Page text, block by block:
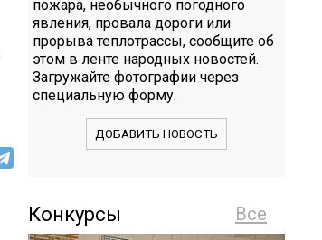
пожара, необычного погодного
явления, провала дороги или
прорыва теплотрассы, сообщите об
этом в ленте народных новостей.
Загружайте фотографии через
специальную форму.
ДОБАВИТЬ НОВОСТЬ
Все
Конкурсы